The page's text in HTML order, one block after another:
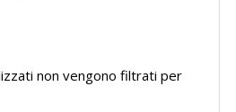
non vengono filtrati per